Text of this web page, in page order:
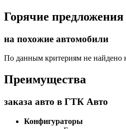
Горячие предложения
на похожие автомобили
По данным критериям не найдено
Преимущества
заказа авто в ГТК Авто
Конфигураторы